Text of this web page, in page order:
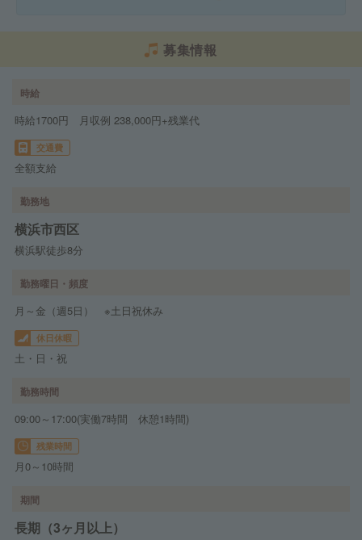
募集情報
時給
時給1700円 月収例 238,000円+残業代
交通費
全額支給
勤務地
横浜市西区
横浜駅徒歩8分
勤務曜日・頻度
月～金（週5日） ※土日祝休み
休日休暇
土・日・祝
勤務時間
09:00～17:00(実働7時間 休憩1時間)
残業時間
月0～10時間
期間
長期（3ヶ月以上）